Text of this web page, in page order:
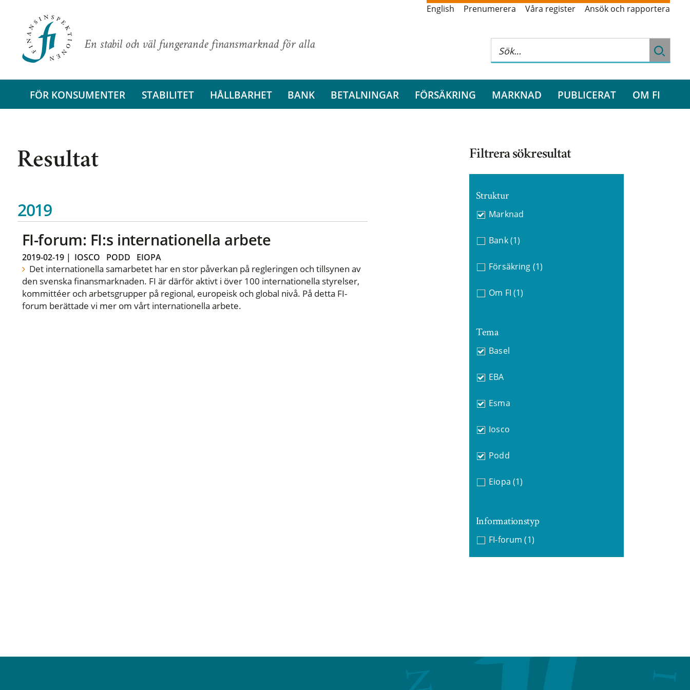
En stabil och väl fungerande finansmarknad för alla
English Prenumerera Våra register Ansök och rapportera
FÖR KONSUMENTER STABILITET HÅLLBARHET BANK BETALNINGAR FÖRSÄKRING MARKNAD PUBLICERAT OM FI
Resultat
2019
FI-forum: FI:s internationella arbete
2019-02-19| IOSCO PODD EIOPA
Det internationella samarbetet har en stor påverkan på regleringen och tillsynen av
den svenska finansmarknaden. FI är därför aktivt i över 100 internationella styrelser,
kommittéer och arbetsgrupper på regional, europeisk och global nivå. På detta FI-
forum berättade vi mer om vårt internationella arbete.
Filtrera sökresultat
Struktur
Marknad
Bank (1)
Försäkring (1)
Om FI (1)
Tema
Basel
EBA
Esma
Iosco
Podd
Eiopa (1)
Informationstyp
FI-forum (1)